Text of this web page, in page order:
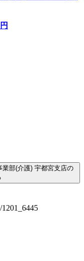
円
部(介護) 宇都宮支店の